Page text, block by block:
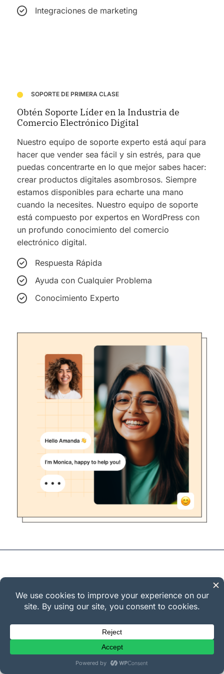
Integraciones de marketing
SOPORTE DE PRIMERA CLASE
Obtén Soporte Líder en la Industria de
Comercio Electrónico Digital
Nuestro equipo de soporte experto está aquí para
hacer que vender sea fácil y sin estrés, para que
puedas concentrarte en lo que mejor sabes hacer:
crear productos digitales asombrosos. Siempre
estamos disponibles para echarte una mano
cuando la necesites. Nuestro equipo de soporte
está compuesto por expertos en WordPress con
un profundo conocimiento del comercio
electrónico digital.
Respuesta Rápida
Ayuda con Cualquier Problema
Conocimiento Experto
La Plataforma de Comercio
Electrónico Ideal Para
Creadores Digitales de Todo
el Mundo
Easy Digital Downloads es la opción de confianza para